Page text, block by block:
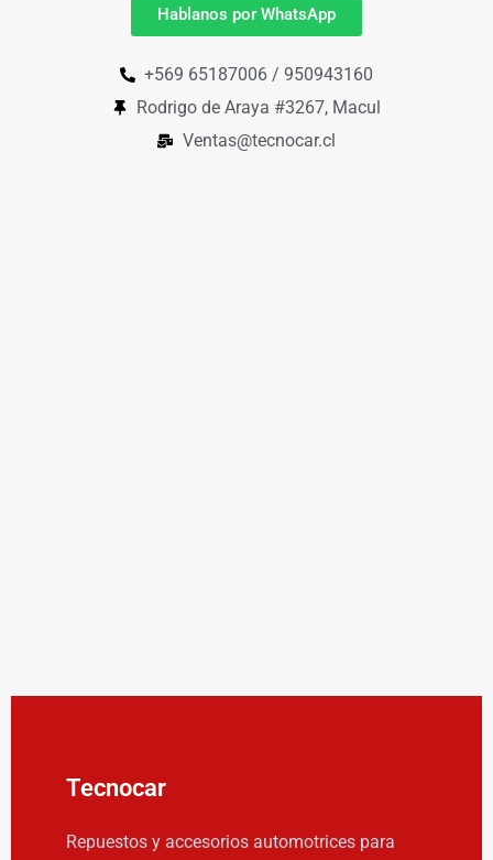
Hablanos por WhatsApp
+569 65187006 / 950943160
Rodrigo de Araya #3267, Macul
Ventas@tecnocar.cl
Tecnocar
Repuestos y accesorios automotrices para